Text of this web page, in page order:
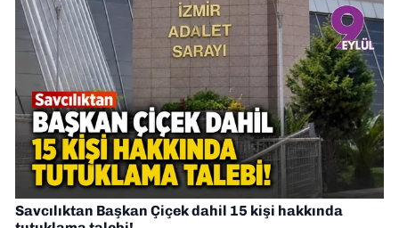
Savcılıktan Başkan Çiçek dahil 15 kişi hakkında